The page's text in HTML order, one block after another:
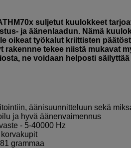
suljetut kuulokkeet
ja äänenlaadun. Nämä
oikeat työkalut kriittisten
rakennne tekee niistä mukavat
ne voidaan helposti
äänisuunnitteluun sekä
ja hyvä äänenvaimennus
- 5-40000 Hz
grammaa